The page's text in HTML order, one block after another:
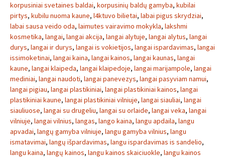
korpusiniai svetaines baldai, korpusinių baldų gamyba, kubilai
pirtys, kubilu nuoma kaune, l4ktuvo bilietai, labai pigus skrydziai,
labai sausa veido oda, laimutes vairavimo mokykla, lakshmi
kosmetika, langai, langai akcija, langai alytuje, langai alytus, langai
durys, langai ir durys, langai is vokietijos, langai ispardavimas, langai
issimoketinai, langai kaina, langai kainos, langai kaunas, langai
kaune, langai klaipeda, langai klaipedoje, langai marijampole, langai
mediniai, langai naudoti, langai panevezys, langai pasyviam namui,
langai pigiau, langai plastikiniai, langai plastikiniai kainos, langai
plastikiniai kaune, langai plastikiniai vilniuje, langai siauliai, langai
siauliuose, langai su drugeliu, langai su orlaide, langai veka, langai
vilniuje, langai vilnius, langas, lango kaina, langu apdaila, langu
apvadai, langų gamyba vilniuje, langu gamyba vilnius, langu
ismatavimai, langų išpardavimas, langu ispardavimas is sandelio,
langu kaina, langų kainos, langu kainos skaiciuokle, langu kainos